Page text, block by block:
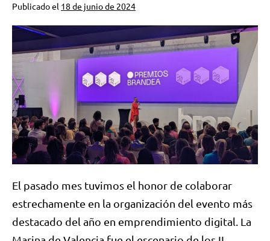
Publicado el 18 de junio de 2024
El pasado mes tuvimos el honor de colaborar
estrechamente en la organización del evento más
destacado del año en emprendimiento digital. La